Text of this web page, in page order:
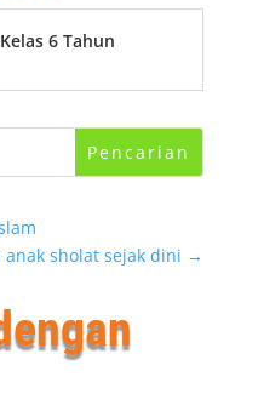
6 Tahun
anak sholat sejak dini →